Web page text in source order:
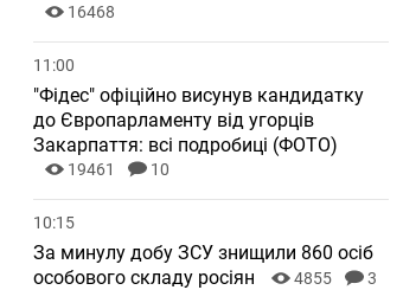
16468
11:00
"Фідес" офіційно висунув кандидатку
до Європарламенту від угорців
Закарпаття: всі подробиці (ФОТО)
19461 10
10:15
За минулу добу ЗСУ знищили 860 осіб
особового складу росіян
4855 3